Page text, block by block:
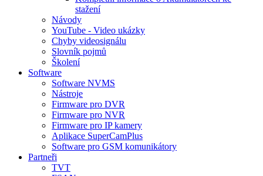
stažení
Návody
YouTube - Video ukázky
Chyby videosignálu
Slovník pojmů
Školení
Software
Software NVMS
Nástroje
Firmware pro DVR
Firmware pro NVR
Firmware pro IP kamery
Aplikace SuperCamPlus
Software pro GSM komunikátory
Partneři
TVT